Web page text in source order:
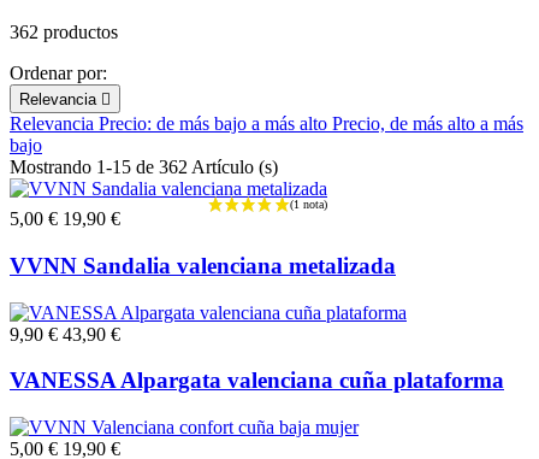
362 productos
Ordenar por:
Relevancia 
Relevancia Precio: de más bajo a más alto Precio, de más alto a más
bajo
Mostrando 1-15 de 362 Artículo (s)
5,00 € 19,90 €
VVNN Sandalia valenciana metalizada
9,90 € 43,90 €
VANESSA Alpargata valenciana cuña plataforma
5,00 € 19,90 €